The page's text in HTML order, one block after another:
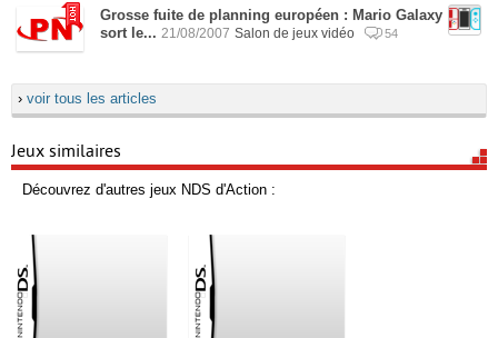
Grosse fuite de planning européen : Mario Galaxy
sort le... 21/08/2007 Salon de jeux vidéo 54
› voir tous les articles
Jeux similaires
Découvrez d'autres jeux NDS d'Action :